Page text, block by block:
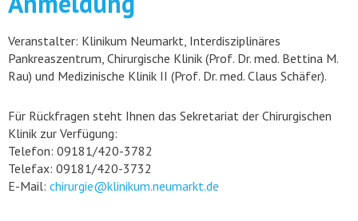
Veranstalter: Klinikum Neumarkt, Interdisziplinäres
Pankreaszentrum, Chirurgische Klinik (Prof. Dr. med. Bettina M.
Rau) und Medizinische Klinik II (Prof. Dr. med. Claus Schäfer).
Für Rückfragen steht Ihnen das Sekretariat der Chirurgischen
Klinik zur Verfügung:
Telefon: 09181/420-3782
Telefax: 09181/420-3732
E-Mail: chirurgie@klinikum.neumarkt.de